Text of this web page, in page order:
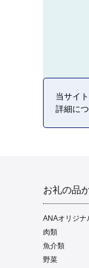
お礼の品
ANAオリジナ
肉類
魚介類
野菜
当サイ
詳細に